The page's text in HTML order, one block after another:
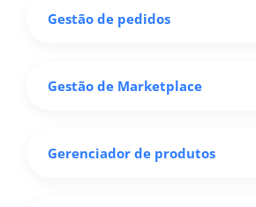
Gestão de pedidos
Gestão de Marketplace
Gerenciador de produtos